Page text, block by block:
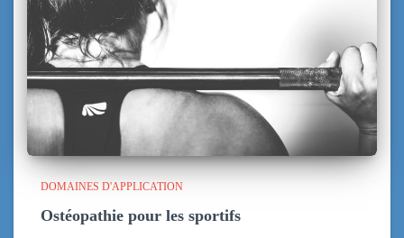
DOMAINES D'APPLICATION
Ostéopathie pour les sportifs